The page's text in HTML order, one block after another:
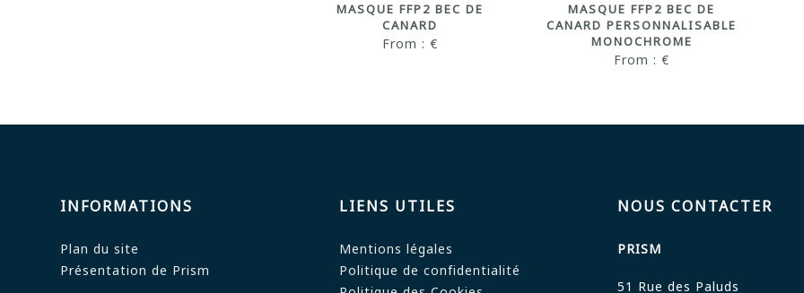
MASQUE FFP2 BEC DE
CANARD
From : €
MASQUE FFP2 BEC DE
CANARD PERSONNALISABLE
MONOCHROME
From : €
INFORMATIONS
Plan du site
Présentation de Prism
LIENS UTILES
Mentions légales
Politique de confidentialité
NOUS CONTACTER
PRISM
51 Rue des Paluds